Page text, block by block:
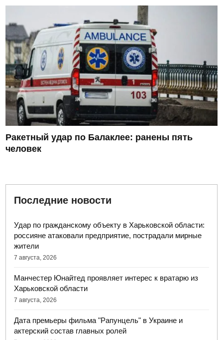
Ракетный удар по Балаклее: ранены пять
человек
Последние новости
Удар по гражданскому объекту в Харьковской области:
россияне атаковали предприятие, пострадали мирные
жители
7 августа, 2026
Манчестер Юнайтед проявляет интерес к вратарю из
Харьковской области
7 августа, 2026
Дата премьеры фильма "Рапунцель" в Украине и
актерский состав главных ролей